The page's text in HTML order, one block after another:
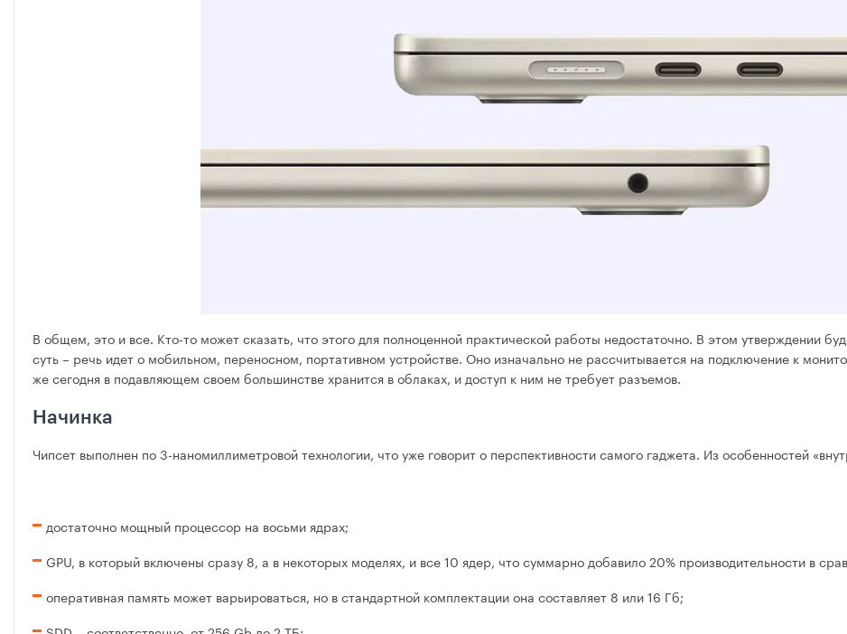
В общем, это и все. Кто-то может сказать, что этого для полноценной практической работы недостаточно. В этом утверждении
суть – речь идет о мобильном, переносном, портативном устройстве. Оно изначально не рассчитывается на подключение к
же сегодня в подавляющем своем большинстве хранится в облаках, и доступ к ним не требует разъемов.
Начинка
Чипсет выполнен по 3-наномиллиметровой технологии, что уже говорит о перспективности самого гаджета. Из особенностей
достаточно мощный процессор на восьми ядрах;
GPU, в который включены сразу 8, а в некоторых моделях, и все 10 ядер, что суммарно добавило 20% производительности в
оперативная память может варьироваться, но в стандартной комплектации она составляет 8 или 16 Гб;